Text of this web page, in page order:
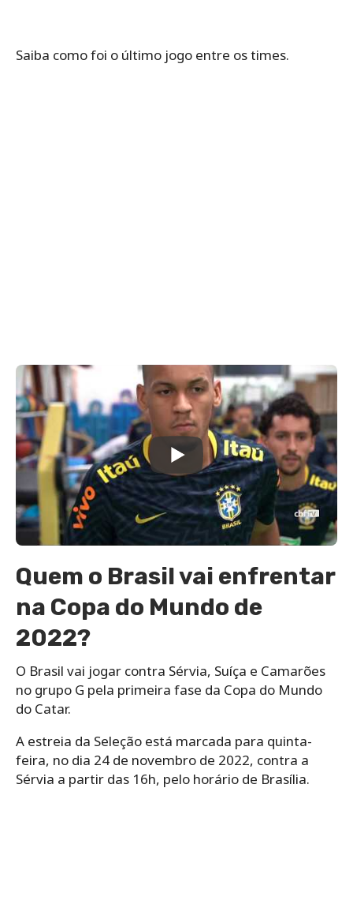
Saiba como foi o último jogo entre os times.
Quem o Brasil vai enfrentar
na Copa do Mundo de
2022?
O Brasil vai jogar contra Sérvia, Suíça e Camarões
no grupo G pela primeira fase da Copa do Mundo
do Catar.
A estreia da Seleção está marcada para quinta-
feira, no dia 24 de novembro de 2022, contra a
Sérvia a partir das 16h, pelo horário de Brasília.